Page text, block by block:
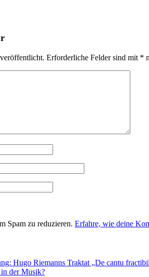
Erforderliche Felder sind mit *
Spam zu reduzieren. Erfahre, wie deine
Hugo Riemanns Traktat „De cantu
der Musik?